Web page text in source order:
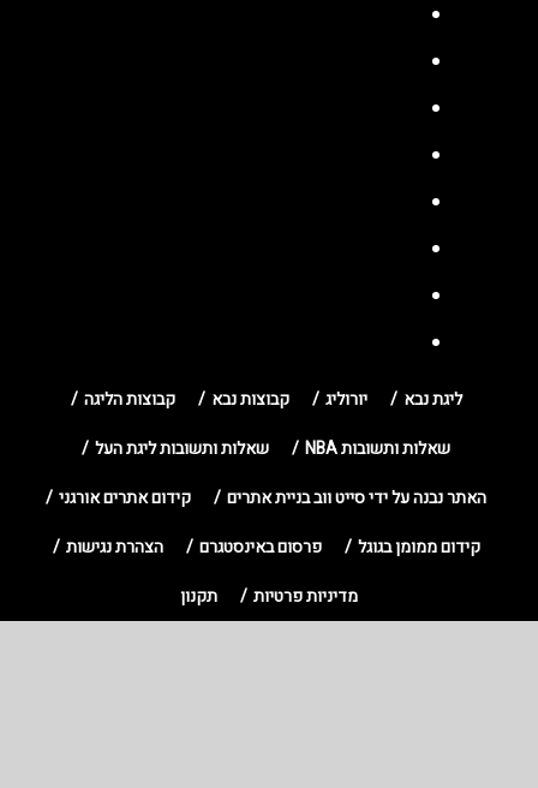
ליגת נבא יורוליג קבוצות נבא
קבוצות הליגה
שאלות ותשובות NBA
שאלות ותשובות ליגת העל
האתר נבנה על ידי סייט ווב בניית אתרים
קידום אתרים אורגני
קידום ממומן בגוגל
פרסום באינסטגרם
הצהרת נגישות
מדיניות פרטיות
תקנון